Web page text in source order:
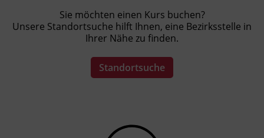
Sie möchten einen Kurs buchen?
Unsere Standortsuche hilft Ihnen, eine Bezirksstelle in
Ihrer Nähe zu finden.
Standortsuche